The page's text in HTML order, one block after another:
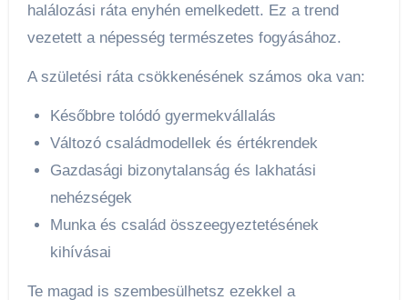
halálozási ráta enyhén emelkedett. Ez a trend
vezetett a népesség természetes fogyásához.
A születési ráta csökkenésének számos oka van:
Későbbre tolódó gyermekvállalás
Változó családmodellek és értékrendek
Gazdasági bizonytalanság és lakhatási
nehézségek
Munka és család összeegyeztetésének
kihívásai
Te magad is szembesülhetsz ezekkel a